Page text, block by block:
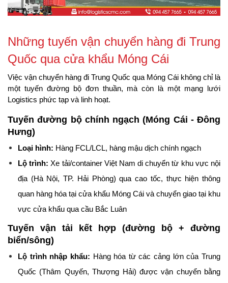
Những tuyến vận chuyển hàng đi Trung
Quốc qua cửa khẩu Móng Cái
Việc vận chuyển hàng đi Trung Quốc qua Móng Cái không chỉ là
một tuyến đường bộ đơn thuần, mà còn là một mạng lưới
Logistics phức tạp và linh hoạt.
Tuyến đường bộ chính ngạch (Móng Cái - Đông
Hưng)
Loại hình: Hàng FCL/LCL, hàng mậu dịch chính ngạch
Lộ trình: Xe tải/container Việt Nam di chuyển từ khu vực nội
địa (Hà Nội, TP. Hải Phòng) qua cao tốc, thực hiện thông
quan hàng hóa tại cửa khẩu Móng Cái và chuyển giao tại khu
vực cửa khẩu qua cầu Bắc Luân
Tuyến vận tải kết hợp (đường bộ + đường
biển/sông)
Lộ trình nhập khẩu: Hàng hóa từ các cảng lớn của Trung
Quốc (Thâm Quyến, Thượng Hải) được vận chuyển bằng